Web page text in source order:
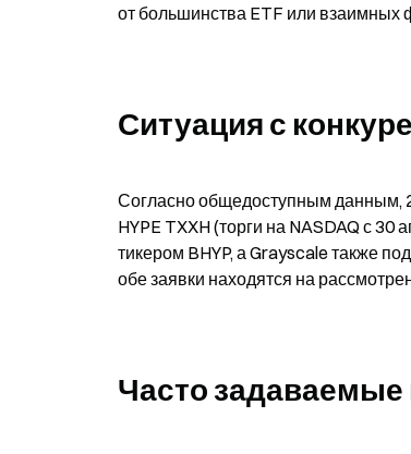
от большинства ETF или взаимных
Ситуация с
Согласно общедоступным данным,
HYPE TXXH (торги на NASDAQ с 30
тикером BHYP, а Grayscale также
обе заявки находятся на
Часто